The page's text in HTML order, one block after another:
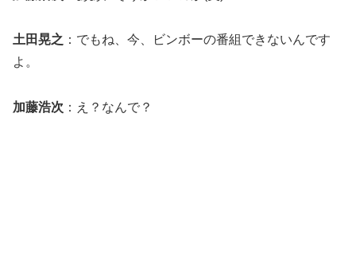
土田晃之 ：でもね、今、ビンボーの番組できないんです
よ。
加藤浩次 ：え？なんで？